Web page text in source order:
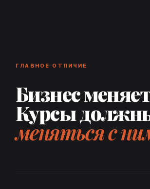
ГЛАВНОЕ ОТЛИЧИЕ
Бизнес
Курсы
меняться с